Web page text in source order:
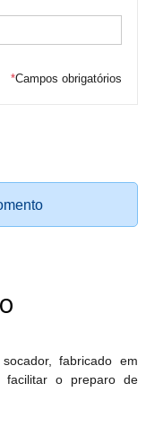
*Campos obrigatórios
fabricado em
facilitar o preparo de